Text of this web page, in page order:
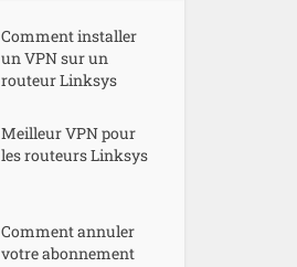
Comment installer
un VPN sur un
routeur Linksys
Meilleur VPN pour
les routeurs Linksys
Comment annuler
votre abonnement